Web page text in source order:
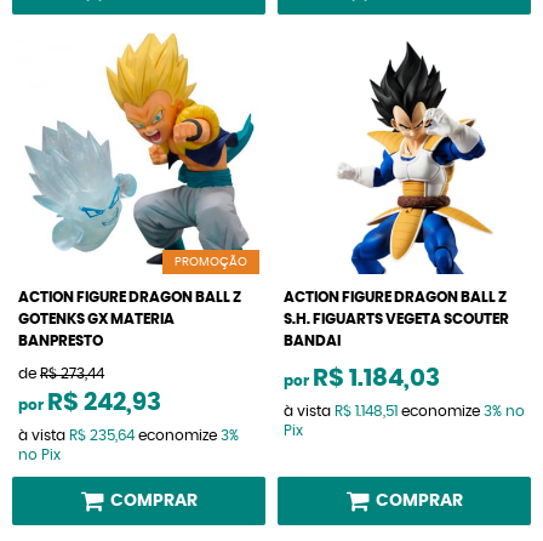
PROMOÇÃO
ACTION FIGURE DRAGON BALL Z
GOTENKS GX MATERIA
BANPRESTO
de R$ 273,44
por R$ 242,93
à vista R$ 235,64economize 3%
no Pix
COMPRAR
ACTION FIGURE DRAGON BALL Z
S.H. FIGUARTS VEGETA SCOUTER
BANDAI
por R$ 1.184,03
à vista R$ 1.148,51 economize 3% no
Pix
COMPRAR